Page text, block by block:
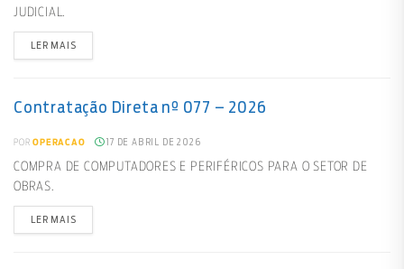
JUDICIAL.
LER MAIS
Contratação Direta nº 077 – 2026
POR OPERACAO 17 DE ABRIL DE 2026
COMPRA DE COMPUTADORES E PERIFÉRICOS PARA O SETOR DE
OBRAS.
LER MAIS